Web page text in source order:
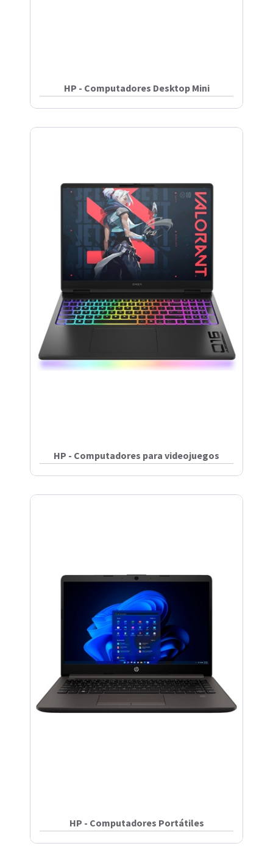
HP - Computadores Desktop Mini
HP - Computadores para videojuegos
HP - Computadores Portátiles